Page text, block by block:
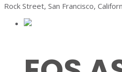
Rock Street, San Francisco,